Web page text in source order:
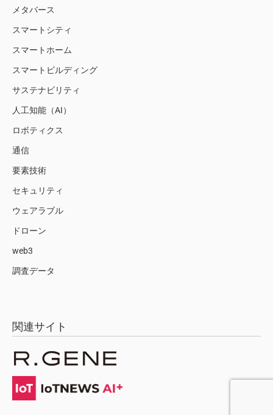
メタバース
スマートシティ
スマートホーム
スマートビルディング
サステナビリティ
人工知能（AI）
ロボティクス
通信
要素技術
セキュリティ
ウェアラブル
ドローン
web3
調査データ
関連サイト